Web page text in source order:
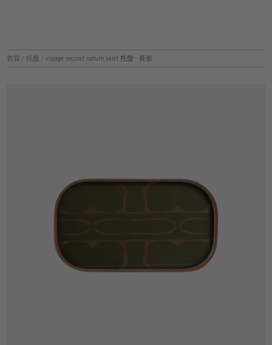
首頁 / 托盤 / voyage second nature valet 托盤 - 長形